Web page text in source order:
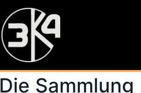
Die Sammlung